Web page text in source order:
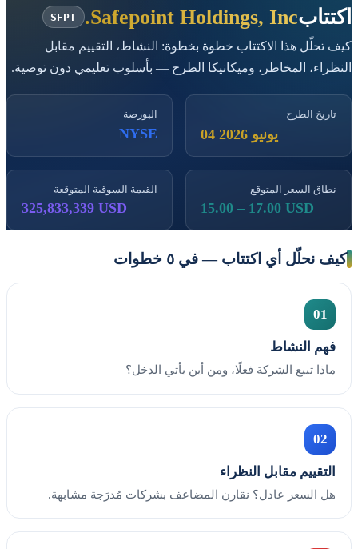
اكتتابSafepoint Holdings, Inc.
SFPT
كيف تحلّل هذا الاكتتاب خطوة بخطوة: النشاط، التقييم مقابل
النظراء، المخاطر، وميكانيكا الطرح — بأسلوب تعليمي دون توصية.
تاريخ الطرح
04 يونيو 2026
البورصة
NYSE
نطاق السعر المتوقع
15.00 – 17.00 USD
القيمة السوقية المتوقعة
325,833,339 USD
كيف نحلّل أي اكتتاب — في ٥ خطوات
01
فهم النشاط
ماذا تبيع الشركة فعلًا، ومن أين يأتي الدخل؟
02
التقييم مقابل النظراء
هل السعر عادل؟ نقارن المضاعف بشركات مُدرَجة مشابهة.